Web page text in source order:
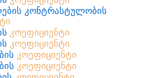
კონტრასტულობის
კოეფიციენტი
კოეფიციენტი
კოეფიციენტი
კოეფიციენტი